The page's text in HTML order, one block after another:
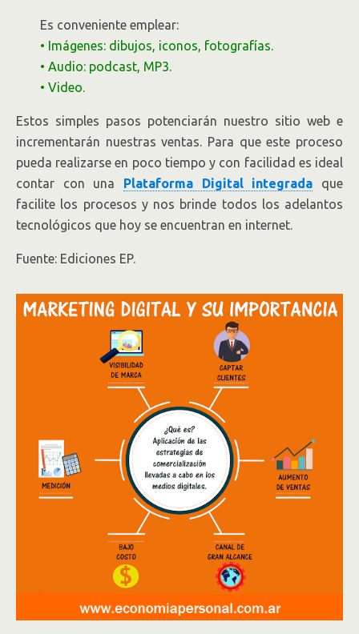
Es conveniente emplear:
• Imágenes: dibujos, iconos, fotografías.
• Audio: podcast, MP3.
• Video.
Estos simples pasos potenciarán nuestro sitio web e
incrementarán nuestras ventas. Para que este proceso
pueda realizarse en poco tiempo y con facilidad es ideal
contar con una Plataforma Digital integrada que
facilite los procesos y nos brinde todos los adelantos
tecnológicos que hoy se encuentran en internet.
Fuente: Ediciones EP.